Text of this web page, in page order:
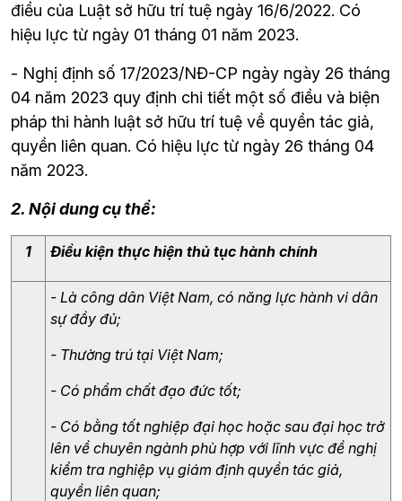
điều của Luật sở hữu trí tuệ ngày 16/6/2022. Có
hiệu lực từ ngày 01 tháng 01 năm 2023.
- Nghị định số 17/2023/NĐ-CP ngày ngày 26 tháng
04 năm 2023 quy định chi tiết một số điều và biện
pháp thi hành luật sở hữu trí tuệ về quyền tác giả,
quyền liên quan. Có hiệu lực từ ngày 26 tháng 04
năm 2023.
2. Nội dung cụ thể:
1 Điều kiện thực hiện thủ tục hành chính
- Là công dân Việt Nam, có năng lực hành vi dân
sự đầy đủ;
- Thường trú tại Việt Nam;
- Có phẩm chất đạo đức tốt;
- Có bằng tốt nghiệp đại học hoặc sau đại học trở
lên về chuyên ngành phù hợp với lĩnh vực đề nghị
kiểm tra nghiệp vụ giám định quyền tác giả,
quyền liên quan;